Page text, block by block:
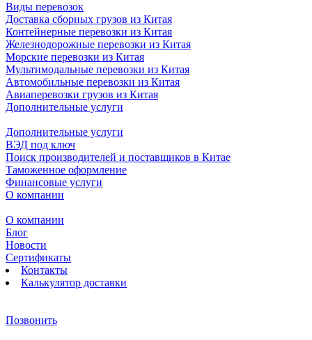
Виды перевозок
Доставка сборных грузов из Китая
Контейнерные перевозки из Китая
Железнодорожные перевозки из Китая
Морские перевозки из Китая
Мультимодальные перевозки из Китая
Автомобильные перевозки из Китая
Авиаперевозки грузов из Китая
Дополнительные услуги
Дополнительные услуги
ВЭД под ключ
Поиск производителей и поставщиков в Китае
Таможенное оформление
Финансовые услуги
О компании
О компании
Блог
Новости
Сертификаты
Контакты
Калькулятор доставки
Позвонить